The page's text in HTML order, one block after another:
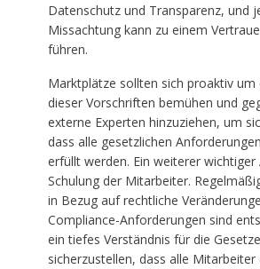
Datenschutz und Transparenz, und
Missachtung kann zu einem
führen.
Marktplätze sollten sich proaktiv um
dieser Vorschriften bemühen und
externe Experten hinzuziehen, um
dass alle gesetzlichen
erfüllt werden. Ein weiterer wichtiger
Schulung der Mitarbeiter.
in Bezug auf rechtliche
Compliance-Anforderungen sind
ein tiefes Verständnis für die
sicherzustellen, dass alle Mitarbeiter